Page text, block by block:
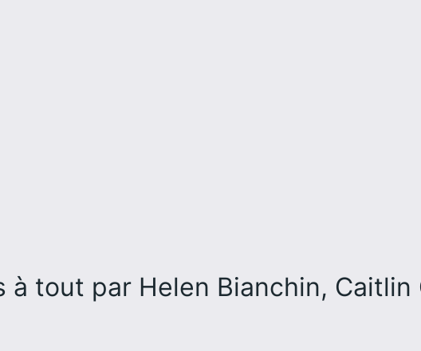
à tout par Helen Bianchin, Caitlin